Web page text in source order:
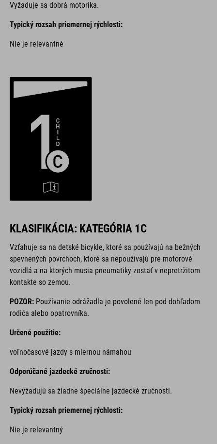
Vyžaduje sa dobrá motorika.
Typický rozsah priemernej rýchlosti:
Nie je relevantné
KLASIFIKÁCIA: KATEGÓRIA 1C
Vzťahuje sa na detské bicykle, ktoré sa používajú na bežných
spevnených povrchoch, ktoré sa nepoužívajú pre motorové
vozidlá a na ktorých musia pneumatiky zostať v nepretržitom
kontakte so zemou.
POZOR: Používanie odrážadla je povolené len pod dohľadom
rodiča alebo opatrovníka.
Určené použitie:
voľnočasové jazdy s miernou námahou
Odporúčané jazdecké zručnosti:
Nevyžadujú sa žiadne špeciálne jazdecké zručnosti.
Typický rozsah priemernej rýchlosti:
Nie je relevantný